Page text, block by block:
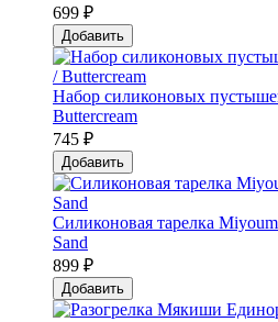
699 ₽
Добавить
Набор силиконовых
Buttercream
745 ₽
Добавить
Силиконовая тарелка
Sand
899 ₽
Добавить